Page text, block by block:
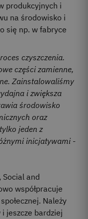
produkcyjnych i
na środowisko i
się np. w fabryce
czyszczenia.
części zamienne,
Zainstalowaliśmy
i zwiększa
środowisko
oraz
jeden z
inicjatywami -
Social and
współpracuje
Należy
jeszcze bardziej